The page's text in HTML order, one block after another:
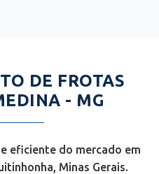
DE FROTAS
- MG
eficiente do mercado em
Minas Gerais.